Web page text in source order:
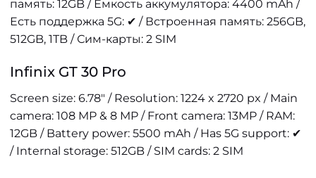
память: 12GB / Емкость аккумулятора: 4400 mAh /
Есть поддержка 5G: ✔ / Встроенная память: 256GB,
512GB, 1TB / Сим-карты: 2 SIM
Infinix GT 30 Pro
Screen size: 6.78" / Resolution: 1224 x 2720 px / Main
camera: 108 MP & 8 MP / Front camera: 13MP / RAM:
12GB / Battery power: 5500 mAh / Has 5G support: ✔
/ Internal storage: 512GB / SIM cards: 2 SIM